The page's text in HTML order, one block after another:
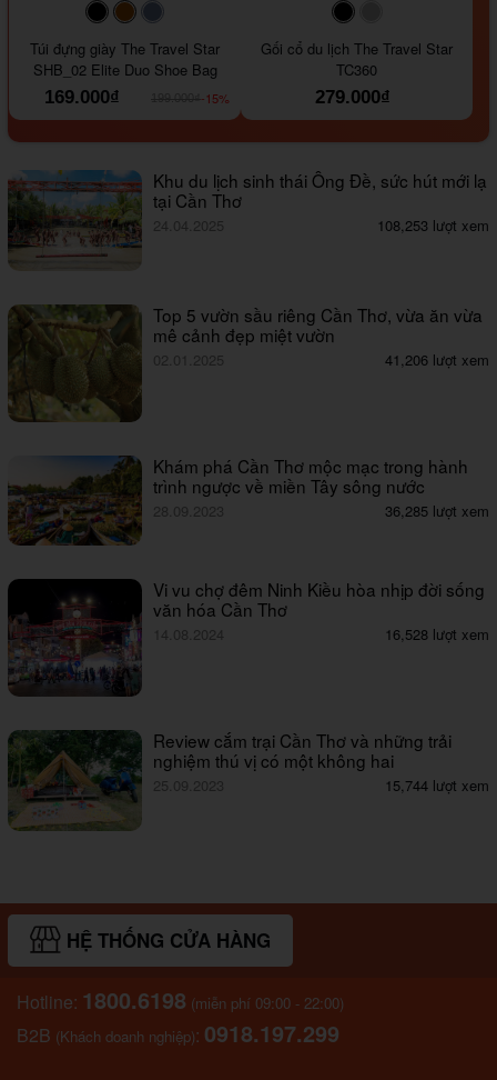
#000000#964B00
Túi đựng giày The Travel Star
SHB_02 Elite Duo Shoe Bag
169.000₫
-15%
#000000
Gối cổ du lịch The Travel Star
TC360
279.000₫
Khu du lịch sinh thái Ông Đề, sức hút mới lạ
tại Cần Thơ
24.04.2025 108,253 lượt xem
Top 5 vườn sầu riêng Cần Thơ, vừa ăn vừa
mê cảnh đẹp miệt vườn
02.01.2025 41,206 lượt xem
Khám phá Cần Thơ mộc mạc trong hành
trình ngược về miền Tây sông nước
28.09.2023 36,285 lượt xem
Vi vu chợ đêm Ninh Kiều hòa nhịp đời sống
văn hóa Cần Thơ
14.08.2024 16,528 lượt xem
Review cắm trại Cần Thơ và những trải
nghiệm thú vị có một không hai
25.09.2023 15,744 lượt xem
HỆ THỐNG CỬA HÀNG
Hotline: 1800.6198 (miễn phí 09:00 - 22:00)
B2B (Khách doanh nghiệp): 0918.197.299